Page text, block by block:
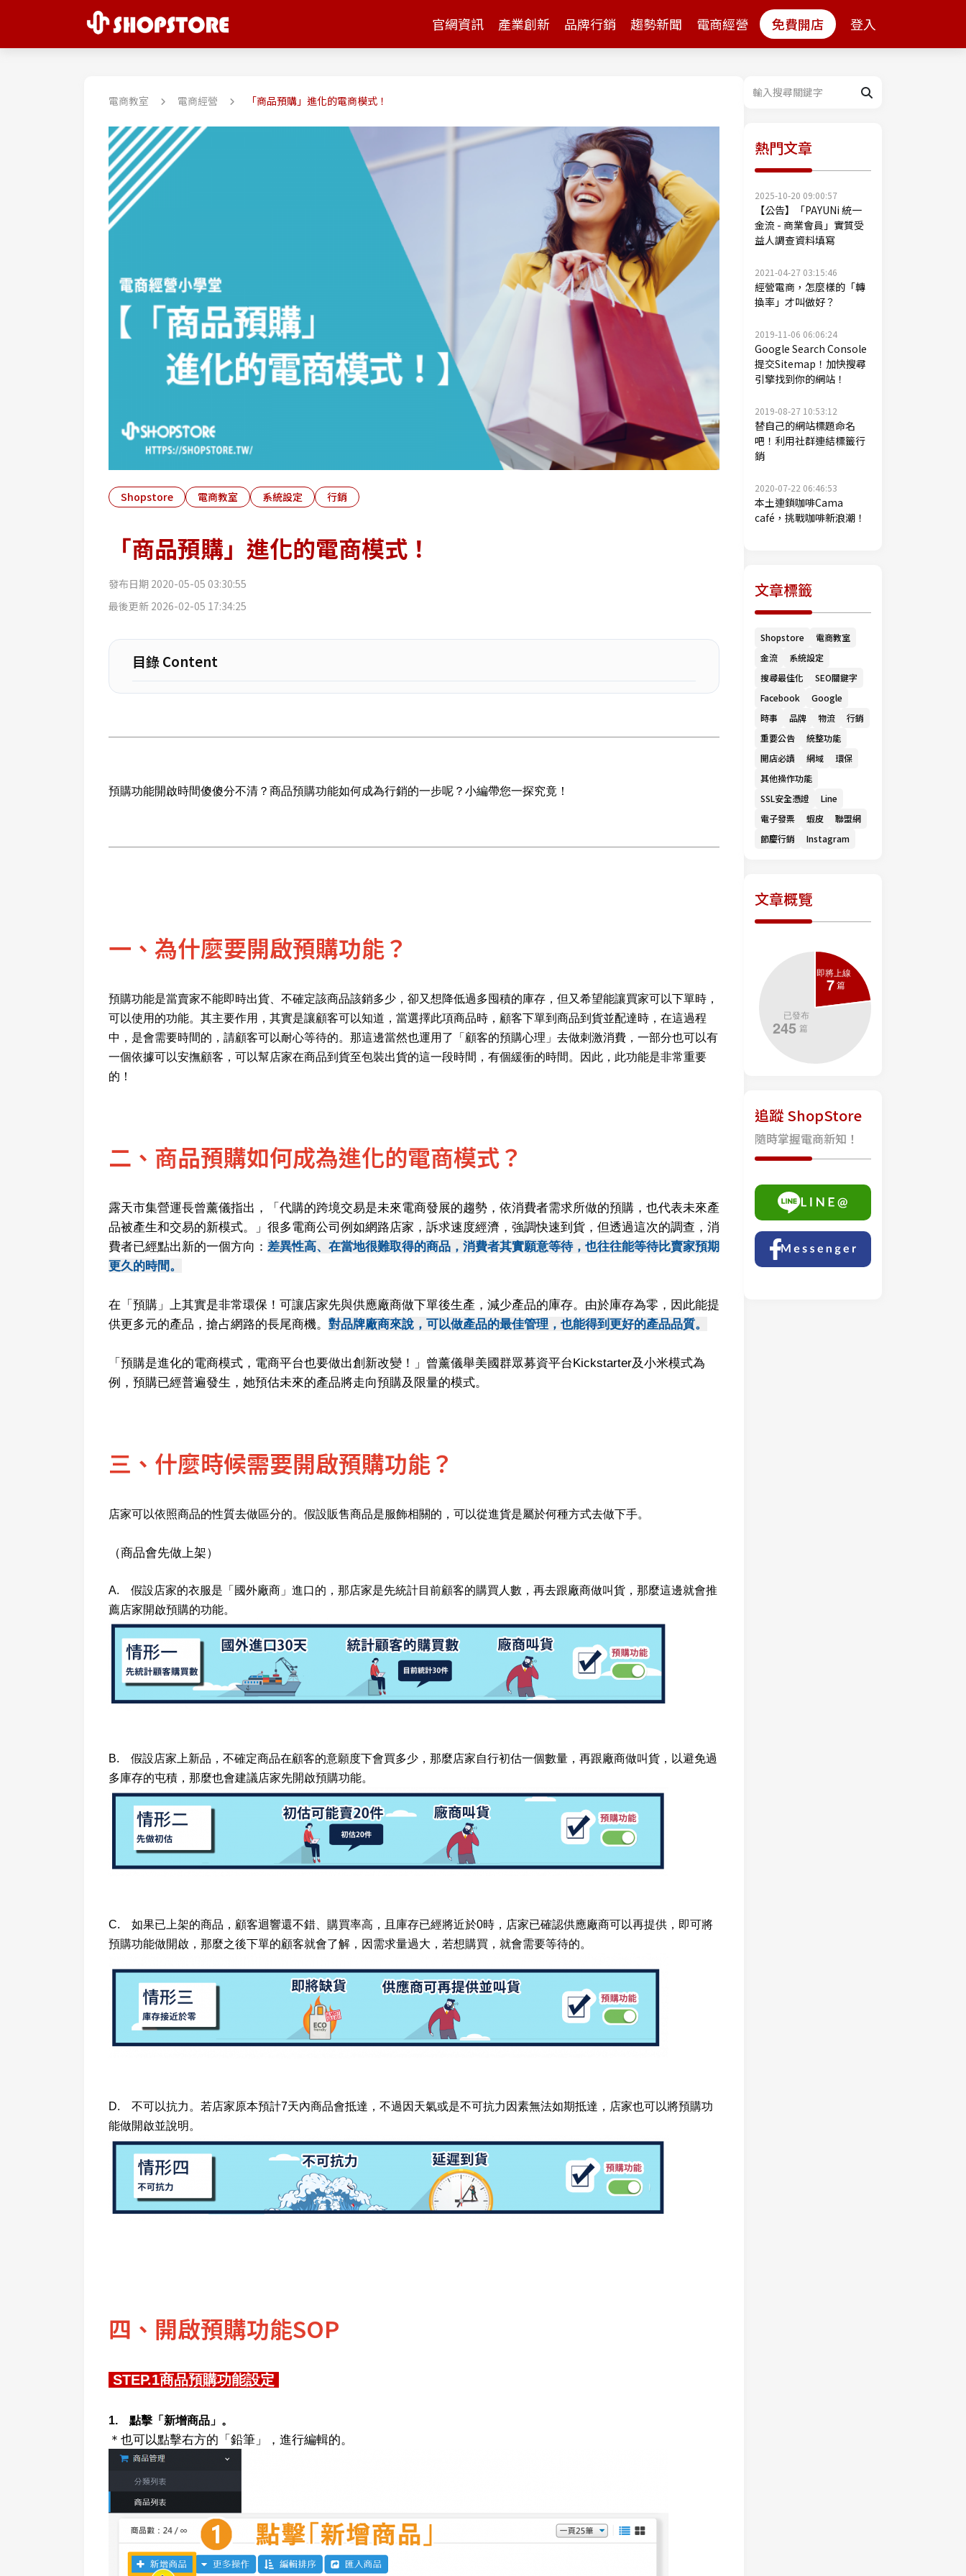
官網資訊 產業創新 品牌行銷 趨勢新聞 電商經營 免費開店 登入
電商教室 電商經營 「商品預購」進化的電商模式！
Shopstore 電商教室 系統設定 行銷
「商品預購」進化的電商模式！
發布日期 2020-05-05 03:30:55
最後更新 2026-02-05 17:34:25
目錄 Content
預購功能開啟時間傻傻分不清？商品預購功能如何成為行銷的一步呢？小編帶您一探究竟！
一、為什麼要開啟預購功能？
預購功能是當賣家不能即時出貨、不確定該商品該銷多少，卻又想降低過多囤積的庫存，但又希望能讓買家可以下單時，
可以使用的功能。 其主要作用，其實是讓顧客可以知道，當選擇此項商品時，顧客下單到商品到貨並配達時，在這過程
中，是會需要時間的， 請顧客可以耐心等待的。那這邊當然也運用了「顧客的預購心理」去做刺激消費，一部分也可以有
一個依據可以安撫顧客，可以幫店家在商品到貨至包裝出貨的這一段時間，有個緩衝的時間。因此，此功能是非常重要
的！
二、商品預購如何成為進化的電商模式？
露天市集營運長曾薰儀指出，「代購的跨境交易是未來電商發展的趨勢，依消費者需求所做的預購，也代表未來產
品被產生和交易的新模式。」很多電商公司例如網路店家，訴求速度經濟，強調快速到貨，但透過這次的調查，消
費者已經點出新的一個方向： 差異性高、在當地很難取得的商品，消費者其實願意等待，也往往能等待比賣家預期
更久的時間。
在「預購」上其實是非常環保！可讓店家先與供應廠商做下單後生產，減少產品的庫存。由於庫存為零，因此能提
供更多元的產品，搶占網路的長尾商機。 對品牌廠商來說，可以做產品的最佳管理，也能得到更好的產品品質。
「預購是進化的電商模式，電商平台也要做出創新改變！」曾薰儀舉美國群眾募資平台Kickstarter及小米模式為
例，預購已經普遍發生，她預估未來的產品將走向預購及限量的模式。
三、什麼時候需要開啟預購功能？
店家可以依照商品的性質去做區分的。假設販售商品是服飾相關的，可以從進貨是屬於何種方式去做下手。
（商品會先做上架）
A. 假設店家的衣服是「國外廠商」進口的，那店家是先統計目前顧客的購買人數，再去跟廠商做叫貨，那麼這邊就會推
薦店家開啟預購的功能。
B. 假設店家上新品，不確定商品在顧客的意願度下會買多少，那麼店家自行初估一個數量，再跟廠商做叫貨，以避免過
多庫存的屯積，那麼也會建議店家先開啟預購功能。
C. 如果已上架的商品，顧客迴響還不錯、 購買率高，且庫存已經將近於0時，店家已確認供應廠商可以再提供， 即可將
預購功能做開啟，那麼之後下單的顧客就會了解，因需求量過大，若想購買，就會需要等待的。
D. 不可以抗力。若店家原本預計7天內商品會抵達，不過因天氣或是不可抗力因素無法如期抵達，店家也可以將預購功
能做開啟並說明。
四、開啟預購功能SOP
STEP.1商品預購功能設定
1. 點擊「新增商品」。
＊也可以點擊右方的「鉛筆」，進行編輯的。
熱門文章
2025-10-20 09:00:57
【公告】「PAYUNi 統一
金流 - 商業會員」實質受
益人調查資料填寫
2021-04-27 03:15:46
經營電商，怎麼樣的「轉
換率」才叫做好？
2019-11-06 06:06:24
Google Search Console
提交Sitemap！加快搜尋
引擎找到你的網站！
2019-08-27 10:53:12
替自己的網站標題命名
吧！利用社群連結標籤行
銷
2020-07-22 06:46:53
本土連鎖咖啡Cama
café，挑戰咖啡新浪潮！
文章標籤
Shopstore
電商教室
金流
系統設定
搜尋最佳化
SEO關鍵字
Facebook
Google
時事
品牌 物流
行銷
重要公告
統整功能
開店必讀
網域
環保
其他操作功能
SSL安全憑證
Line
電子發票
蝦皮
聯盟網
節慶行銷
Instagram
文章概覽
追蹤 ShopStore
隨時掌握電商新知！